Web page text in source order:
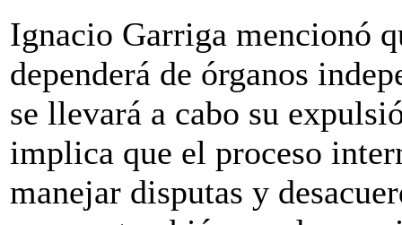
Ignacio Garriga mencionó
dependerá de órganos
se llevará a cabo su
implica que el proceso
manejar disputas y